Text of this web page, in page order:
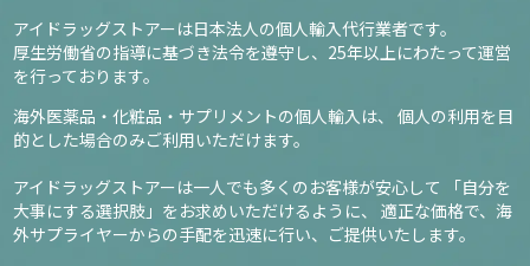
アイドラッグストアーは日本法人の個人輸入代行業者です。
厚生労働省の指導に基づき法令を遵守し、 25年以上にわたって運営
を行っております。
海外医薬品・化粧品・サプリメントの個人輸入は、
個人の利用を目
的とした場合のみご利用いただけます。
アイドラッグストアーは一人でも多くのお客様が安心して
「自分を
大事にする選択肢」をお求めいただけるように、
適正な価格で、海
外サプライヤーからの手配を迅速に行い、ご提供いたします。